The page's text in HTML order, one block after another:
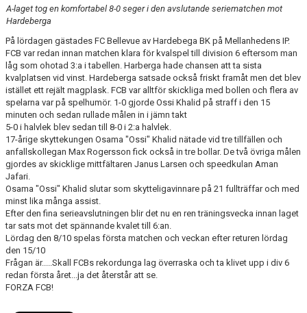
KLUBBMAGASIN
NATIONELLA SPELFORMER
PROVTRÄNING
SKADEBEHANDLING
VÄRDEGRUND
FOTBOLLSCAMP 2026
TRÄNARUTBILDNING
SUPPORTERPRYLAR
GÅBOLL
PROJEKT
A-laget tog en komfortabel 8-0 seger i den avslutande seriematchen mot
Hardeberga
På lördagen gästades FC Bellevue av Hardebega BK på Mellanhedens IP.
FCB var redan innan matchen klara för kvalspel till division 6 eftersom man
låg som ohotad 3:a i tabellen. Harberga hade chansen att ta sista
kvalplatsen vid vinst. Hardeberga satsade också friskt framåt men det blev
istället ett rejält magplask. FCB var alltför skickliga med bollen och flera av
spelarna var på spelhumör. 1-0 gjorde Ossi Khalid på straff i den 15
minuten och sedan rullade målen in i jämn takt
5-0 i halvlek blev sedan till 8-0 i 2:a halvlek.
17-årige skyttekungen Osama "Ossi" Khalid nätade vid tre tillfällen och
anfallskollegan Max Rogersson fick också in tre bollar. De två övriga målen
gjordes av skicklige mittfältaren Janus Larsen och speedkulan Aman
Jafari.
Osama "Ossi" Khalid slutar som skytteligavinnare på 21 fullträffar och med
minst lika många assist.
Efter den fina serieavslutningen blir det nu en ren träningsvecka innan laget
tar sats mot det spännande kvalet till 6:an.
Lördag den 8/10 spelas första matchen och veckan efter returen lördag
den 15/10
Frågan är.....Skall FCBs rekordunga lag överraska och ta klivet upp i div 6
redan första året...ja det återstår att se.
FORZA FCB!